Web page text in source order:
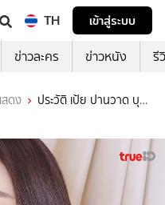
TH
เข้าสู่ระบบ
ข่าวละคร ข่าวหนัง รี
ดง
ประวัติ เป้ย ปานวาด บุญ